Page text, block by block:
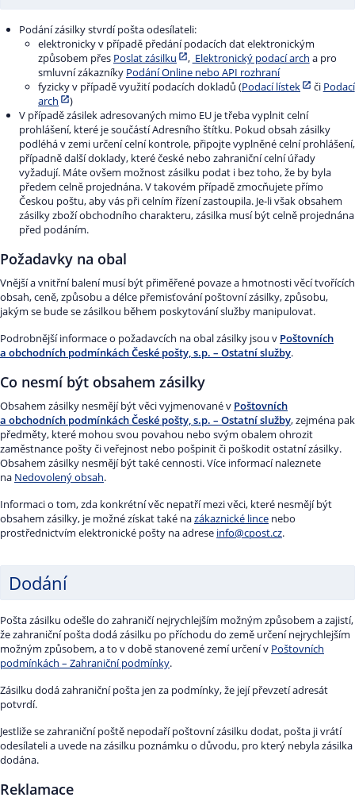
30 kg 544,00 Kč
20 kg 1936,00 Kč
25 kg 2238,00 Kč
30 kg 2541,00 Kč
15 kg 1633,00 Kč
20 kg 1875,00 Kč
25 kg
30 kg 2359,00 Kč
10 kg 2057,00 Kč
15 kg 2662,00 Kč
20 kg
25 kg 4235,00 Kč
30 kg 5142,00 Kč
10 kg 3388,00 Kč
15 kg
20 kg
25 kg 7018,00 Kč
30 kg 8228,00 Kč
9 kg 4235,00 Kč
10 kg
15 kg
20 kg 8228,00 Kč
25 kg 10043,00 Kč
30 kg 11858,00 Kč
8 kg
5324,00 Kč
10 kg
15 kg 8228,00 Kč
20 kg 10648,00 Kč
25 kg 13067,00 Kč
30 kg
Podání zásilky stvrdí pošta odesílateli:
elektronicky v případě předání podacích dat elektronickým
způsobem přes Poslat zásilku , Elektronický podací arch a pro
smluvní zákazníky Podání Online nebo API rozhraní
fyzicky v případě využití podacích dokladů (Podací lístek či Podací
arch
)
V případě zásilek adresovaných mimo EU je třeba vyplnit celní
prohlášení, které je součástí Adresního štítku. Pokud obsah zásilky
podléhá v zemi určení celní kontrole, připojte vyplněné celní prohlášení,
případně další doklady, které české nebo zahraniční celní úřady
vyžadují. Máte ovšem možnost zásilku podat i bez toho, že by byla
předem celně projednána. V takovém případě zmocňujete přímo
Českou poštu, aby vás při celním řízení zastoupila. Je-li však obsahem
zásilky zboží obchodního charakteru, zásilka musí být celně projednána
před podáním.
Požadavky na obal
Vnější a vnitřní balení musí být přiměřené povaze a hmotnosti věcí tvořících
obsah, ceně, způsobu a délce přemisťování poštovní zásilky, způsobu,
jakým se bude se zásilkou během poskytování služby manipulovat.
Podrobnější informace o požadavcích na obal zásilky jsou v Poštovních
a obchodních podmínkách České pošty, s.p. – Ostatní služby.
Co nesmí být obsahem zásilky
Obsahem zásilky nesmějí být věci vyjmenované v Poštovních
a obchodních podmínkách České pošty, s.p. – Ostatní služby, zejména pak
předměty, které mohou svou povahou nebo svým obalem ohrozit
zaměstnance pošty či veřejnost nebo pošpinit či poškodit ostatní zásilky.
Obsahem zásilky nesmějí být také cennosti. Více informací naleznete
na Nedovolený obsah.
Informaci o tom, zda konkrétní věc nepatří mezi věci, které nesmějí být
obsahem zásilky, je možné získat také nazákaznické lince nebo
prostřednictvím elektronické pošty na adrese info@cpost.cz.
Dodání
Pošta zásilku odešle do zahraničí nejrychlejším možným způsobem a zajistí,
že zahraniční pošta dodá zásilku po příchodu do země určení nejrychlejším
možným způsobem, a to v době stanovené zemí určení v Poštovních
podmínkách – Zahraniční podmínky.
Zásilku dodá zahraniční pošta jen za podmínky, že její převzetí adresát
potvrdí.
Jestliže se zahraniční poště nepodaří poštovní zásilku dodat, pošta ji vrátí
odesílateli a uvede na zásilku poznámku o důvodu, pro který nebyla zásilka
dodána.
Reklamace